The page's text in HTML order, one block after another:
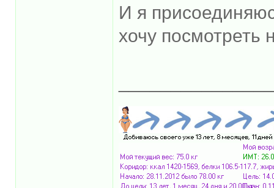
И я
хочу посмотреть